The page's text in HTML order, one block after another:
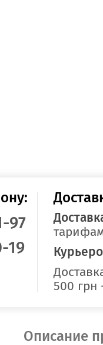
97
19
500
Описание